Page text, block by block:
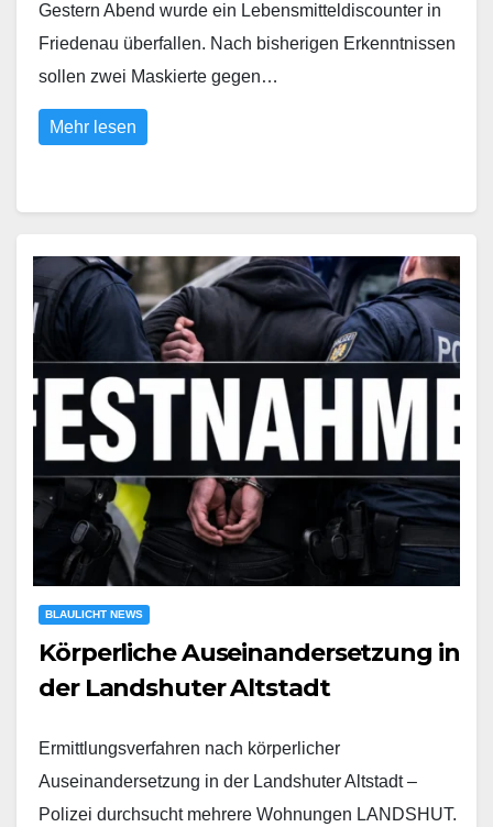
Gestern Abend wurde ein Lebensmitteldiscounter in
Friedenau überfallen. Nach bisherigen Erkenntnissen
sollen zwei Maskierte gegen…
Mehr lesen
BLAULICHT NEWS
Körperliche Auseinandersetzung in
der Landshuter Altstadt
Ermittlungsverfahren nach körperlicher
Auseinandersetzung in der Landshuter Altstadt –
Polizei durchsucht mehrere Wohnungen LANDSHUT.